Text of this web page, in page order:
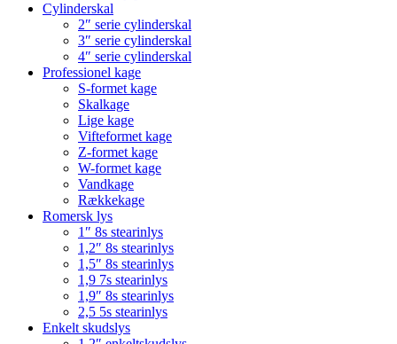
Cylinderskal
2″ serie cylinderskal
3″ serie cylinderskal
4″ serie cylinderskal
Professionel kage
S-formet kage
Skalkage
Lige kage
Vifteformet kage
Z-formet kage
W-formet kage
Vandkage
Rækkekage
Romersk lys
1″ 8s stearinlys
1,2″ 8s stearinlys
1,5″ 8s stearinlys
1,9 7s stearinlys
1,9″ 8s stearinlys
2,5 5s stearinlys
Enkelt skudslys